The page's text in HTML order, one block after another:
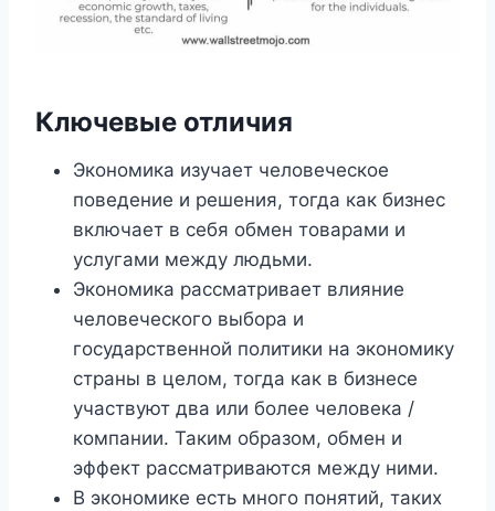
Ключевые отличия
Экономика изучает человеческое
поведение и решения, тогда как бизнес
включает в себя обмен товарами и
услугами между людьми.
Экономика рассматривает влияние
человеческого выбора и
государственной политики на экономику
страны в целом, тогда как в бизнесе
участвуют два или более человека /
компании. Таким образом, обмен и
эффект рассматриваются между ними.
В экономике есть много понятий, таких